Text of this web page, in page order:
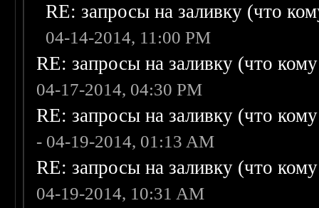
RE: запросы на заливку (что
04-14-2014, 11:00 PM
RE: запросы на заливку (что
04-17-2014, 04:30 PM
RE: запросы на заливку (что
- 04-19-2014, 01:13 AM
RE: запросы на заливку (что
04-19-2014, 10:31 AM